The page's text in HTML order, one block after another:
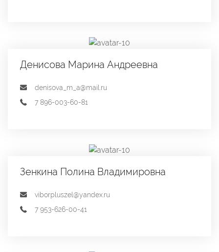
Денисова Марина Андреевна
denisova_m_a@mail.ru
7 896-003-60-81
Зенкина Полина Владимировна
viborpluszel@yandex.ru
7 953-626-00-41